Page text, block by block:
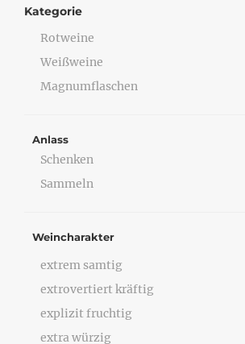
Kategorie
Rotweine
Weißweine
Magnumflaschen
Anlass
Schenken
Sammeln
Weincharakter
extrem samtig
extrovertiert kräftig
explizit fruchtig
extra würzig